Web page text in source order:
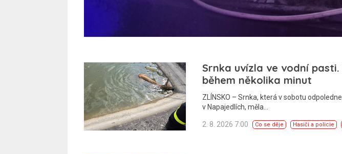
Srnka uvízla ve vodní
během několika minut
ZLÍNSKO – Srnka, která v sobotu
v Napajedlích, měla…
2. 8. 2026 7:00 Co se děje Hasiči a policie